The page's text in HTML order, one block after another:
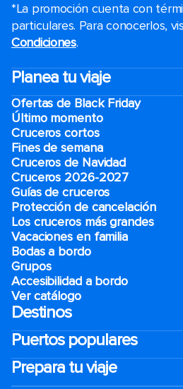
*La promoción cuenta con
particulares. Para conocerlos,
Condiciones.
Planea tu viaje
Ofertas de Black Friday
Último momento
Cruceros cortos
Fines de semana
Cruceros de Navidad
Cruceros 2026-2027
Guías de cruceros
Protección de cancelación
Los cruceros más grandes
Vacaciones en familia
Bodas a bordo
Grupos
Accesibilidad a bordo
Ver catálogo
Destinos
Puertos populares
Prepara tu viaje